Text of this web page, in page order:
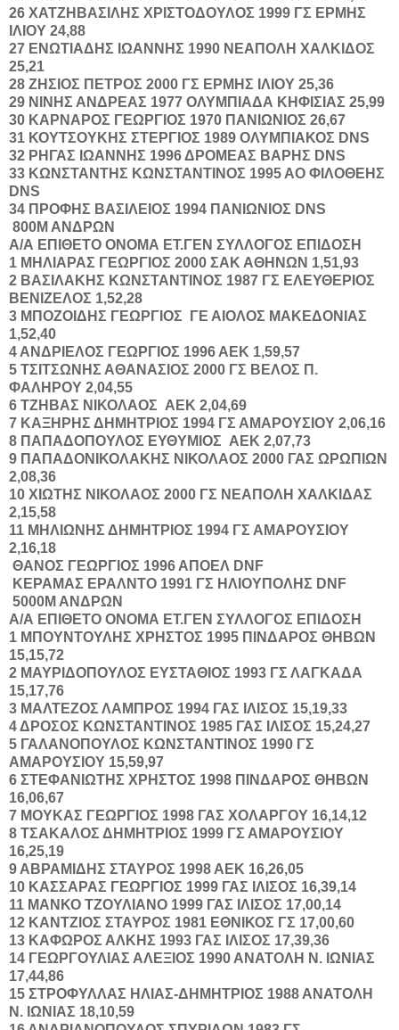
26 ΧΑΤΖΗΒΑΣΙΛΗΣ ΧΡΙΣΤΟΔΟΥΛΟΣ 1999 ΓΣ ΕΡΜΗΣ
ΙΛΙΟΥ 24,88
27 ΕΝΩΤΙΑΔΗΣ ΙΩΑΝΝΗΣ 1990 ΝΕΑΠΟΛΗ ΧΑΛΚΙΔΟΣ
25,21
28 ΖΗΣΙΟΣ ΠΕΤΡΟΣ 2000 ΓΣ ΕΡΜΗΣ ΙΛΙΟΥ 25,36
29 ΝΙΝΗΣ ΑΝΔΡΕΑΣ 1977 ΟΛΥΜΠΙΑΔΑ ΚΗΦΙΣΙΑΣ 25,99
30 ΚΑΡΝΑΡΟΣ ΓΕΩΡΓΙΟΣ 1970 ΠΑΝΙΩΝΙΟΣ 26,67
31 ΚΟΥΤΣΟΥΚΗΣ ΣΤΕΡΓΙΟΣ 1989 ΟΛΥΜΠΙΑΚΟΣ DNS
32 ΡΗΓΑΣ ΙΩΑΝΝΗΣ 1996ΔΡΟΜΕΑΣ ΒΑΡΗΣ DNS
33 ΚΩΝΣΤΑΝΤΗΣ ΚΩΝΣΤΑΝΤΙΝΟΣ 1995 ΑΟ ΦΙΛΟΘΕΗΣ
DNS
34 ΠΡΟΦΗΣ ΒΑΣΙΛΕΙΟΣ 1994 ΠΑΝΙΩΝΙΟΣ DNS
800Μ ΑΝΔΡΩΝ
Α/Α ΕΠΙΘΕΤΟ ΟΝΟΜΑ ΕΤ.ΓΕΝ ΣΥΛΛΟΓΟΣ ΕΠΙΔΟΣΗ
1 ΜΗΛΙΑΡΑΣ ΓΕΩΡΓΙΟΣ 2000 ΣΑΚ ΑΘΗΝΩΝ 1,51,93
2 ΒΑΣΙΛΑΚΗΣ ΚΩΝΣΤΑΝΤΙΝΟΣ 1987 ΓΣ ΕΛΕΥΘΕΡΙΟΣ
ΒΕΝΙΖΕΛΟΣ 1,52,28
3 ΜΠΟΖΟΙΔΗΣ ΓΕΩΡΓΙΟΣ
ΓΕ ΑΙΟΛΟΣ ΜΑΚΕΔΟΝΙΑΣ
1,52,40
4 ΑΝΔΡΙΕΛΟΣ ΓΕΩΡΓΙΟΣ 1996 ΑΕΚ 1,59,57
5 ΤΣΙΤΣΩΝΗΣ ΑΘΑΝΑΣΙΟΣ 2000 ΓΣ ΒΕΛΟΣ Π.
ΦΑΛΗΡΟΥ 2,04,55
6 ΤΖΗΒΑΣ ΝΙΚΟΛΑΟΣ ΑΕΚ 2,04,69
7 ΚΑΞΗΡΗΣ ΔΗΜΗΤΡΙΟΣ 1994 ΓΣ ΑΜΑΡΟΥΣΙΟΥ 2,06,16
8 ΠΑΠΑΔΟΠΟΥΛΟΣ ΕΥΘΥΜΙΟΣ ΑΕΚ 2,07,73
9 ΠΑΠΑΔΟΝΙΚΟΛΑΚΗΣ ΝΙΚΟΛΑΟΣ 2000 ΓΑΣ ΩΡΩΠΙΩΝ
2,08,36
10 ΧΙΩΤΗΣ ΝΙΚΟΛΑΟΣ 2000 ΓΣ ΝΕΑΠΟΛΗ ΧΑΛΚΙΔΑΣ
2,15,58
11 ΜΗΛΙΩΝΗΣ ΔΗΜΗΤΡΙΟΣ 1994 ΓΣ ΑΜΑΡΟΥΣΙΟΥ
2,16,18
ΘΑΝΟΣ ΓΕΩΡΓΙΟΣ 1996 ΑΠΟΕΛ DNF
ΚΕΡΑΜΑΣ ΕΡΑΛΝΤΟ 1991 ΓΣ ΗΛΙΟΥΠΟΛΗΣ DNF
5000Μ ΑΝΔΡΩΝ
Α/Α ΕΠΙΘΕΤΟ ΟΝΟΜΑ ΕΤ.ΓΕΝ ΣΥΛΛΟΓΟΣ ΕΠΙΔΟΣΗ
1 ΜΠΟΥΝΤΟΥΛΗΣ ΧΡΗΣΤΟΣ 1995 ΠΙΝΔΑΡΟΣ ΘΗΒΩΝ
15,15,72
2 ΜΑΥΡΙΔΟΠΟΥΛΟΣ ΕΥΣΤΑΘΙΟΣ 1993 ΓΣ ΛΑΓΚΑΔΑ
15,17,76
3 ΜΑΛΤΕΖΟΣ ΛΑΜΠΡΟΣ 1994 ΓΑΣ ΙΛΙΣΟΣ 15,19,33
4ΔΡΟΣΟΣ ΚΩΝΣΤΑΝΤΙΝΟΣ 1985 ΓΑΣ ΙΛΙΣΟΣ 15,24,27
5 ΓΑΛΑΝΟΠΟΥΛΟΣ ΚΩΝΣΤΑΝΤΙΝΟΣ 1990 ΓΣ
ΑΜΑΡΟΥΣΙΟΥ 15,59,97
6 ΣΤΕΦΑΝΙΩΤΗΣ ΧΡΗΣΤΟΣ 1998 ΠΙΝΔΑΡΟΣ ΘΗΒΩΝ
16,06,67
7 ΜΟΥΚΑΣ ΓΕΩΡΓΙΟΣ 1998 ΓΑΣ ΧΟΛΑΡΓΟΥ 16,14,12
8 ΤΣΑΚΑΛΟΣ ΔΗΜΗΤΡΙΟΣ 1999 ΓΣ ΑΜΑΡΟΥΣΙΟΥ
16,25,19
9 ΑΒΡΑΜΙΔΗΣ ΣΤΑΥΡΟΣ 1998 ΑΕΚ 16,26,05
10 ΚΑΣΣΑΡΑΣ ΓΕΩΡΓΙΟΣ 1999 ΓΑΣ ΙΛΙΣΟΣ 16,39,14
11 ΜΑΝΚΟ ΤΖΟΥΛΙΑΝΟ 1999 ΓΑΣ ΙΛΙΣΟΣ 17,00,14
12 ΚΑΝΤΖΙΟΣ ΣΤΑΥΡΟΣ 1981 ΕΘΝΙΚΟΣ ΓΣ 17,00,60
13 ΚΑΦΩΡΟΣ ΑΛΚΗΣ 1993 ΓΑΣ ΙΛΙΣΟΣ 17,39,36
14 ΓΕΩΡΓΟΥΛΙΑΣ ΑΛΕΞΙΟΣ 1990 ΑΝΑΤΟΛΗ Ν. ΙΩΝΙΑΣ
17,44,86
15 ΣΤΡΟΦΥΛΛΑΣ ΗΛΙΑΣ-ΔΗΜΗΤΡΙΟΣ 1988 ΑΝΑΤΟΛΗ
Ν. ΙΩΝΙΑΣ 18,10,59